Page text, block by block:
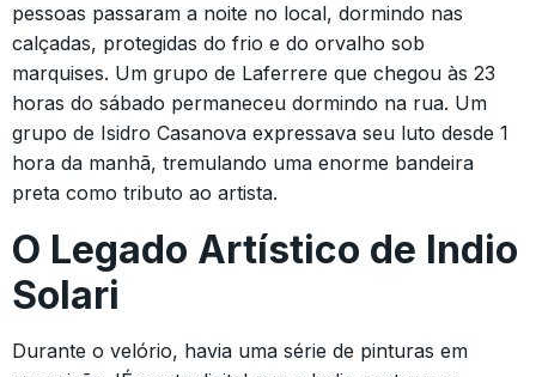
pessoas passaram a noite no local, dormindo nas
calçadas, protegidas do frio e do orvalho sob
marquises. Um grupo de Laferrere que chegou às 23
horas do sábado permaneceu dormindo na rua. Um
grupo de Isidro Casanova expressava seu luto desde 1
hora da manhã, tremulando uma enorme bandeira
preta como tributo ao artista.
O Legado Artístico de Indio
Solari
Durante o velório, havia uma série de pinturas em